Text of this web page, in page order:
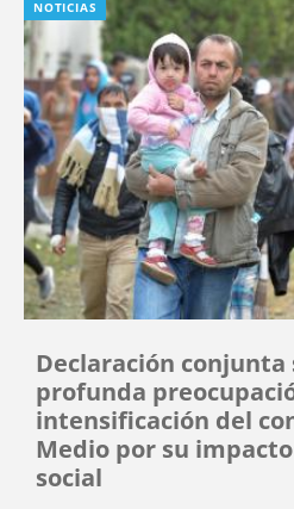
NOTICIAS
Declaración conjunta
profunda
intensificación del
Medio por su
social